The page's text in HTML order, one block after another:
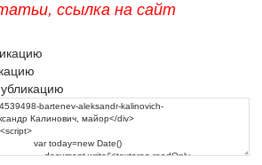
ссылка на сайт